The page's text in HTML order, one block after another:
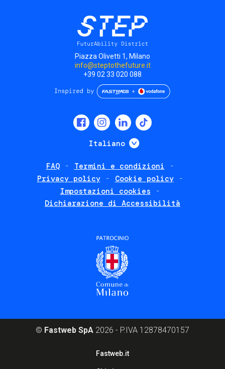
Piazza Olivetti 1, Milano
info@steptothefuture.it
+39 02 33 020 088
Italiano Mostra ulteriori
FAQ
Termini e condizioni
Privacy policy
Cookie policy
Impostazioni cookies
Dichiarazione di Accessibilità
© Fastweb SpA 2026 - P.IVA 12878470157
Fastweb.it